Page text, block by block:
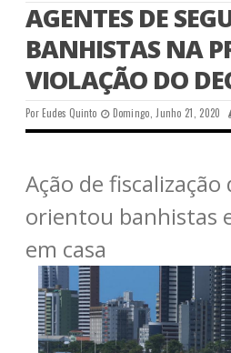
AGENTES DE
BANHISTAS NA
VIOLAÇÃO DO
PorEudes Quinto Domingo, Junho 21, 2020
Ação de
orientou banhistas
em casa